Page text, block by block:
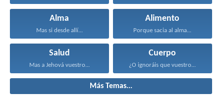
Alma
Mas si desde allí...
Alimento
Porque sacia al alma...
Salud
Mas a Jehová vuestro...
Cuerpo
¿O ignoráis que vuestro...
Más Temas...